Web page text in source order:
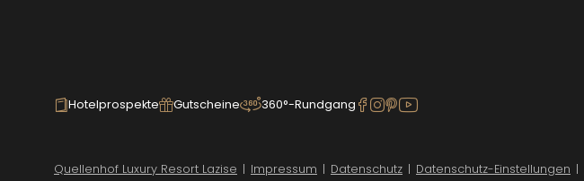
Hotelprospekte Gutscheine 360°-Rundgang
Quellenhof Luxury Resort Lazise | Impressum | Datenschutz | Datenschutz-Einstellungen |